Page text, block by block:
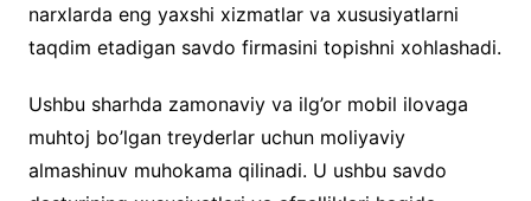
narxlarda eng yaxshi xizmatlar va xususiyatlarni
taqdim etadigan savdo firmasini topishni xohlashadi.
Ushbu sharhda zamonaviy va ilg’or mobil ilovaga
muhtoj bo’lgan treyderlar uchun moliyaviy
almashinuv muhokama qilinadi. U ushbu savdo